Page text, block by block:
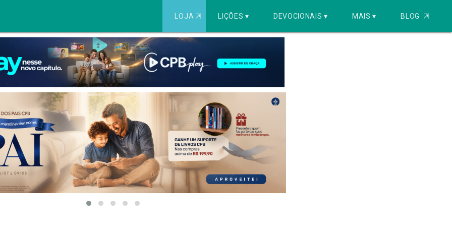
LOJA ⇱ LIÇÕES ▾ DEVOCIONAIS ▾ MAIS ▾ BLOG ⇱